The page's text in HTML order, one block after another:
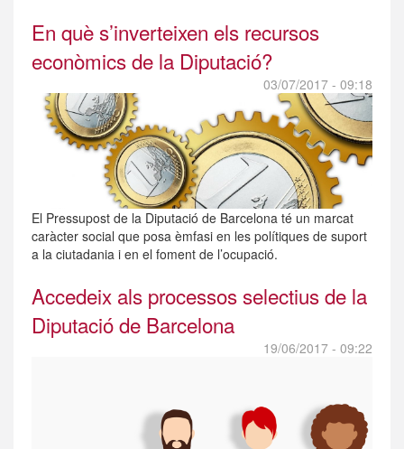
En què s’inverteixen els recursos
econòmics de la Diputació?
03/07/2017 - 09:18
El Pressupost de la Diputació de Barcelona té un marcat
caràcter social que posa èmfasi en les polítiques de suport
a la ciutadania i en el foment de l’ocupació.
Accedeix als processos selectius de la
Diputació de Barcelona
19/06/2017 - 09:22